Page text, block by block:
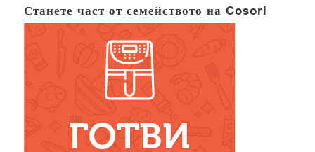
Станете част от семейството на Cosori